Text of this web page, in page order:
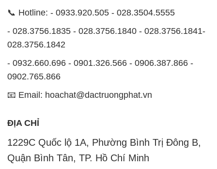
📞 Hotline: - 0933.920.505 - 028.3504.5555
- 028.3756.1835 - 028.3756.1840 - 028.3756.1841-
028.3756.1842
- 0932.660.696 - 0901.326.566 - 0906.387.866 -
0902.765.866
📧 Email: hoachat@dactruongphat.vn
ĐỊA CHỈ
1229C Quốc lộ 1A, Phường Bình Trị Đông B,
Quận Bình Tân, TP. Hồ Chí Minh